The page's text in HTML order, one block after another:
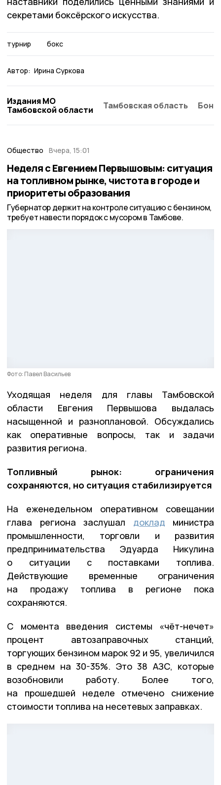
секретами боксёрского искусства.
турнир бокс
Автор: Ирина Суркова
Издания МО
Тамбовской области
Тамбовская область
Общество Вчера, 15:01
Неделя с Евгением Первышовым: ситуация
на топливном рынке, чистота в городе и
приоритеты образования
Губернатор держит на контроле ситуацию с бензином,
требует навести порядок с мусором в Тамбове.
Фото: Павел Васильев
Уходящая неделя для главы Тамбовской
области Евгения Первышова выдалась
насыщенной и разноплановой. Обсуждались
как оперативные вопросы, так и задачи
развития региона.
Топливный рынок: ограничения
сохраняются, но ситуация стабилизируется
На еженедельном оперативном совещании
глава региона заслушал доклад министра
промышленности, торговли и развития
предпринимательства Эдуарда Никулина
о ситуации с поставками топлива.
Действующие временные ограничения
на продажу топлива в регионе пока
сохраняются.
С момента введения системы «чёт-нечет»
процент автозаправочных станций,
торгующих бензином марок 92 и 95, увеличился
в среднем на 30-35%. Это 38 АЗС, которые
возобновили работу. Более того,
на прошедшей неделе отмечено снижение
стоимости топлива на несетевых заправках.